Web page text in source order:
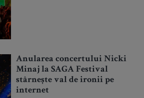
Anularea concertului Nicki
Minaj la SAGA Festival
stârnește val de ironii pe
internet